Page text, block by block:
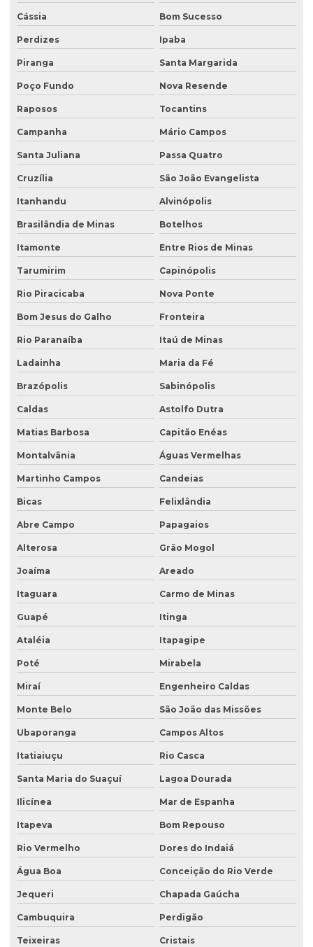
Recuperação de áreas desmatadas
Reflorestamento recuperação de áreas degradadas
Relatório de investigação de passivo ambiental
Retirada de tanque de combustível subterrâneo
Retirada de tanque subterrâneo
Retirada de tanques
Serviço de consultoria ambiental
Serviço de desativação de tanque subterrâneo
Serviço de desativação de tanques
Serviço de licenciamento ambiental
Serviço de retirada de tanque subterrâneo
Serviço de sondagem
Sondagem ambiental
Sondagem geofísica
Sondagem geofísica poço artesiano
Sondagem geológica
Sondagem geotécnica
Sondagem de solo para construção
Sondagem de solo para construção civil
Sondagem de solos e rochas
Sondagem de subsolo
Sondagem de terreno para construção
Tampa para poço de monitoramento
Cássia Bom Sucesso
Perdizes Ipaba
Piranga Santa Margarida
Poço Fundo Nova Resende
Raposos Tocantins
Campanha Mário Campos
Santa Juliana Passa Quatro
Cruzília São João Evangelista
Itanhandu Alvinópolis
Brasilândia de Minas Botelhos
Itamonte Entre Rios de Minas
Tarumirim Capinópolis
Rio Piracicaba Nova Ponte
Bom Jesus do Galho Fronteira
Rio Paranaíba Itaú de Minas
Ladainha Maria da Fé
Brazópolis Sabinópolis
Caldas Astolfo Dutra
Matias Barbosa Capitão Enéas
Montalvânia Águas Vermelhas
Martinho Campos Candeias
Bicas Felixlândia
Abre Campo Papagaios
Alterosa Grão Mogol
Joaíma Areado
Itaguara Carmo de Minas
Guapé Itinga
Ataléia Itapagipe
Poté Mirabela
Miraí Engenheiro Caldas
Monte Belo São João das Missões
Ubaporanga Campos Altos
Itatiaiuçu Rio Casca
Santa Maria do Suaçuí Lagoa Dourada
Ilicínea Mar de Espanha
Itapeva Bom Repouso
Rio Vermelho Dores do Indaiá
Água Boa Conceição do Rio Verde
Jequeri Chapada Gaúcha
Cambuquira Perdigão
Teixeiras Cristais